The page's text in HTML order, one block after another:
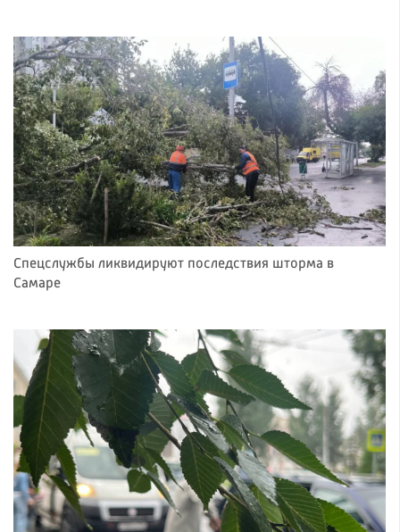
Спецслужбы ликвидируют последствия шторма в
Самаре